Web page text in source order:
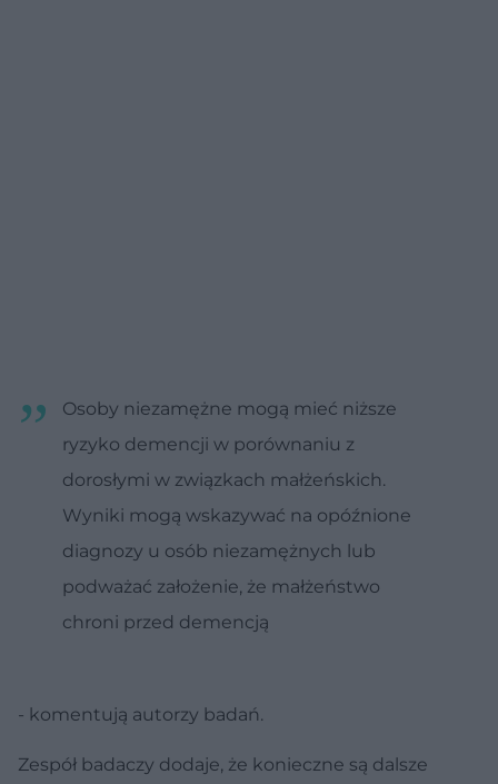
Osoby niezamężne mogą mieć niższe
ryzyko demencji w porównaniu z
dorosłymi w związkach małżeńskich.
Wyniki mogą wskazywać na opóźnione
diagnozy u osób niezamężnych lub
podważać założenie, że małżeństwo
chroni przed demencją
- komentują autorzy badań.
Zespół badaczy dodaje, że konieczne są dalsze